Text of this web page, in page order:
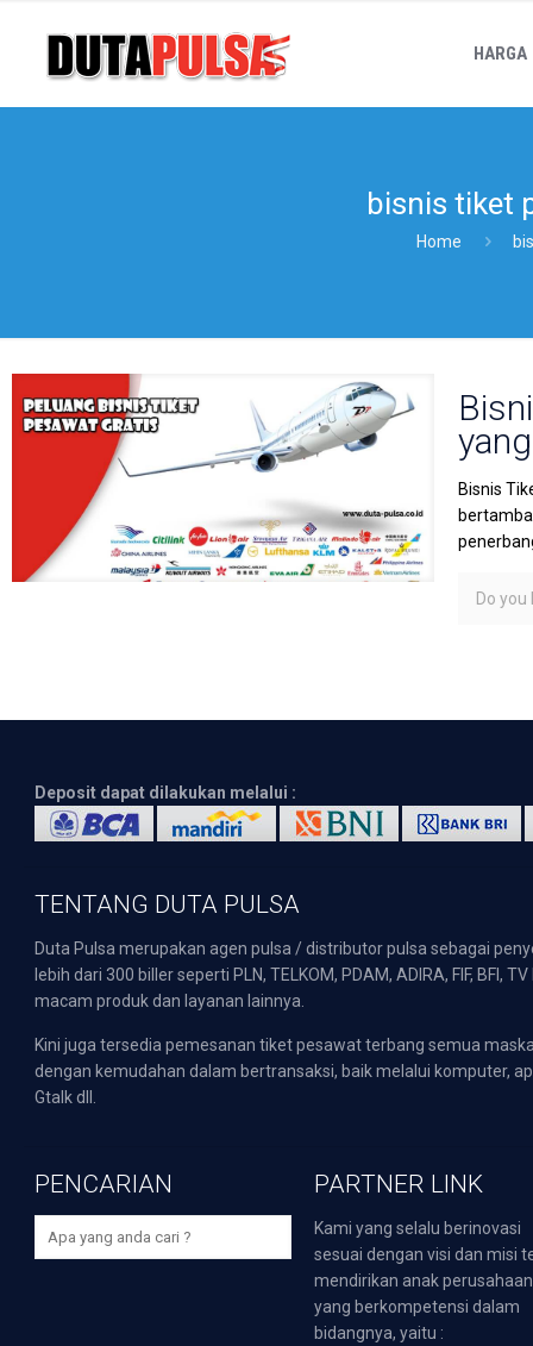
HARGA
bisnis tiket
Home
Bisnis
Do you
Deposit dapat dilakukan melalui :
TENTANG DUTA PULSA
Duta Pulsa merupakan agen pulsa / distributor pulsa sebagai
lebih dari 300 biller seperti PLN, TELKOM, PDAM, ADIRA, FIF,
macam produk dan layanan lainnya.
Kini juga tersedia pemesanan tiket pesawat terbang semua
dengan kemudahan dalam bertransaksi, baik melalui komputer,
Gtalk dll.
PENCARIAN PARTNER LINK
Kami yang selalu berinovasi
sesuai dengan visi dan misi
mendirikan anak perusahaan
yang berkompetensi dalam
bidangnya, yaitu :